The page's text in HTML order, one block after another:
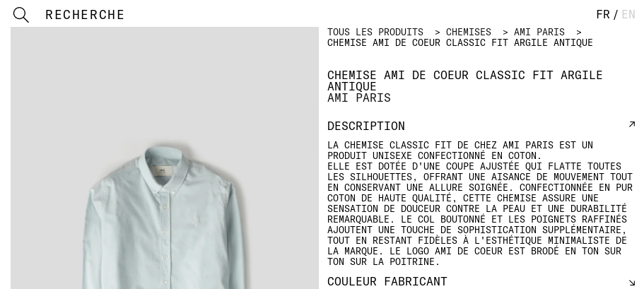
RECHERCHE FR / EN
TOUS LES PRODUITS CHEMISES
AMI PARIS
CHEMISE AMI DE COEUR CLASSIC FIT ARGILE ANTIQUE
CHEMISE AMI DE COEUR CLASSIC FIT ARGILE
ANTIQUE
AMI PARIS
DESCRIPTION
LA CHEMISE CLASSIC FIT DE CHEZ AMI PARIS EST UN
PRODUIT UNISEXE CONFECTIONNÉ EN COTON.
ELLE EST DOTÉE D'UNE COUPE AJUSTÉE QUI FLATTE TOUTES
LES SILHOUETTES, OFFRANT UNE AISANCE DE MOUVEMENT TOUT
EN CONSERVANT UNE ALLURE SOIGNÉE. CONFECTIONNÉE EN PUR
COTON DE HAUTE QUALITÉ, CETTE CHEMISE ASSURE UNE
SENSATION DE DOUCEUR CONTRE LA PEAU ET UNE DURABILITÉ
REMARQUABLE. LE COL BOUTONNÉ ET LES POIGNETS RAFFINÉS
AJOUTENT UNE TOUCHE DE SOPHISTICATION SUPPLÉMENTAIRE,
TOUT EN RESTANT FIDÈLES À L'ESTHÉTIQUE MINIMALISTE DE
LA MARQUE. LE LOGO AMI DE COEUR EST BRODÉ EN TON SUR
TON SUR LA POITRINE.
COULEUR FABRICANT